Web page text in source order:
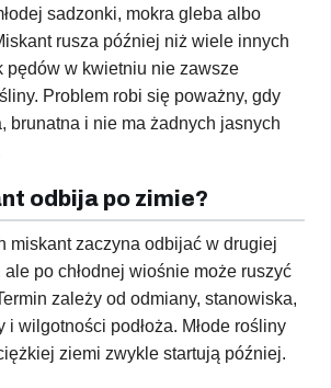
sadzonki, mokra gleba albo
rusza później niż wiele innych
pędów w kwietniu nie zawsze
Problem robi się poważny, gdy
brunatna i nie ma żadnych jasnych
odbija po zimie?
miskant zaczyna odbijać w drugiej
ale po chłodnej wiośnie może ruszyć
zależy od odmiany, stanowiska,
i wilgotności podłoża. Młode rośliny
ziemi zwykle startują później.